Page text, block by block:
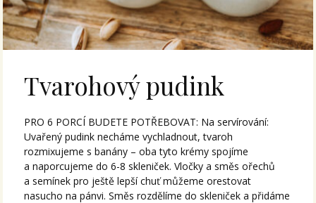
Tvarohový pudink
PRO 6 PORCÍ BUDETE POTŘEBOVAT: Na servírování:
Uvařený pudink necháme vychladnout, tvaroh
rozmixujeme s banány – oba tyto krémy spojíme
a naporcujeme do 6-8 skleniček. Vločky a směs ořechů
a semínek pro ještě lepší chuť můžeme orestovat
nasucho na pánvi. Směs rozdělíme do skleniček a přidáme